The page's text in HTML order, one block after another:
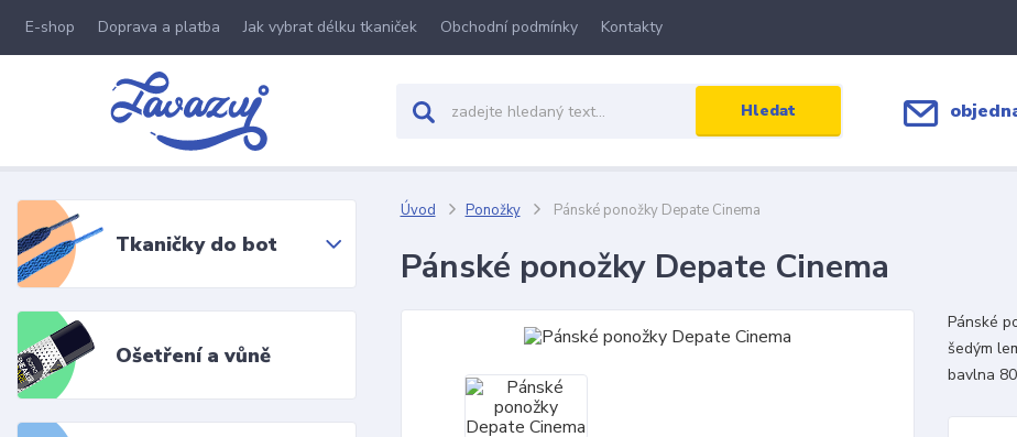
E-shop Doprava a platba Jak vybrat délku tkaniček Obchodní podmínky Kontakty
Hledat
Tkaničky do bot
Ošetření a vůně
Úvod Ponožky Pánské ponožky Depate Cinema
Pánské ponožky Depate Cinema
Pánské
šedým
bavlna